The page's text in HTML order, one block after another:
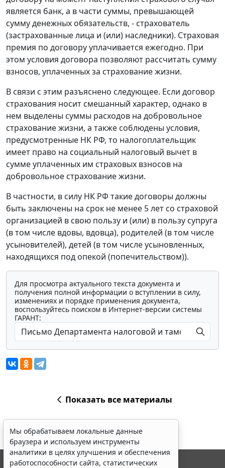
является банк, а в части суммы, превышающей
сумму денежных обязательств, - страхователь
(застрахованные лица и (или) наследники). Страховая
премия по договору уплачивается ежегодно. При
этом условия договора позволяют рассчитать сумму
взносов, уплаченных за страхование жизни.
В связи с этим разъяснено следующее. Если договор
страхования носит смешанный характер, однако в
нем выделены суммы расходов на добровольное
страхование жизни, а также соблюдены условия,
предусмотренные НК РФ, то налогоплательщик
имеет право на социальный налоговый вычет в
сумме уплаченных им страховых взносов на
добровольное страхование жизни.
В частности, в силу НК РФ такие договоры должны
быть заключены на срок не менее 5 лет со страховой
организацией в свою пользу и (или) в пользу супруга
(в том числе вдовы, вдовца), родителей (в том числе
усыновителей), детей (в том числе усыновленных,
находящихся под опекой (попечительством)).
Для просмотра актуального текста документа и
получения полной информации о вступлении в силу,
изменениях и порядке применения документа,
воспользуйтесь поиском в Интернет-версии системы
ГАРАНТ:
Показать все материалы
Мы обрабатываем локальные данные
браузера и используем инструменты
аналитики в целях улучшения и обеспечения
работоспособности сайта, статистических